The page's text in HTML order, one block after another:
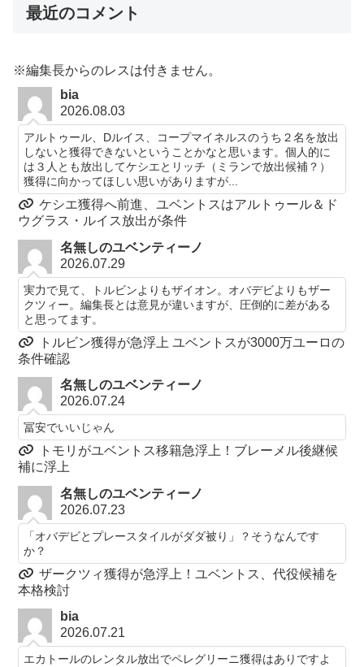
最近のコメント
※編集長からのレスは付きません。
bia
2026.08.03
アルトゥール、Dルイス、コープマイネルスのうち２名を放出
しないと獲得できないということかなと思います。個人的に
は３人とも放出してケシエとリッチ（ミランで放出候補？）
獲得に向かってほしい思いがありますが...
ケシエ獲得へ前進、ユベントスはアルトゥール＆ド
ウグラス・ルイス放出が条件
名無しのユベンティーノ
2026.07.29
実力で見て、トルビンよりもザイオン。オバデビよりもザー
クツィー。編集長とは意見が違いますが、圧倒的に差がある
と思ってます。
トルビン獲得が急浮上 ユベントスが3000万ユーロの
条件確認
名無しのユベンティーノ
2026.07.24
冨安でいいじゃん
トモリがユベントス移籍急浮上！ブレーメル後継候
補に浮上
名無しのユベンティーノ
2026.07.23
「オバデビとプレースタイルがダダ被り」？そうなんです
か？
ザークツィ獲得が急浮上！ユベントス、代役候補を
本格検討
bia
2026.07.21
エカトールのレンタル放出でペレグリーニ獲得はありですよ